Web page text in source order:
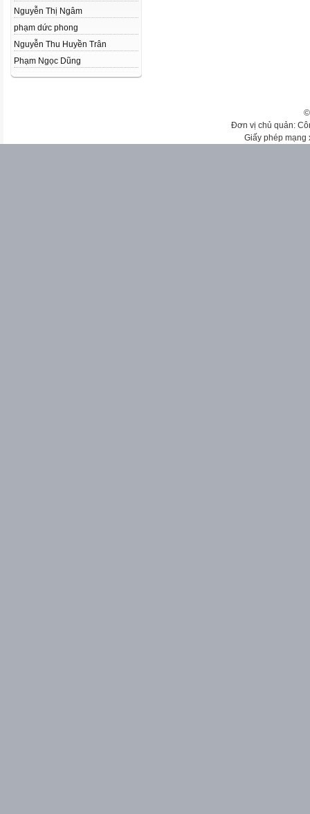
Nguyễn Thị Ngâm
phạm dức phong
Nguyễn Thu Huyền Trân
Phạm Ngọc Dũng
Đơn vị chủ quản:
Giấy phép mạng